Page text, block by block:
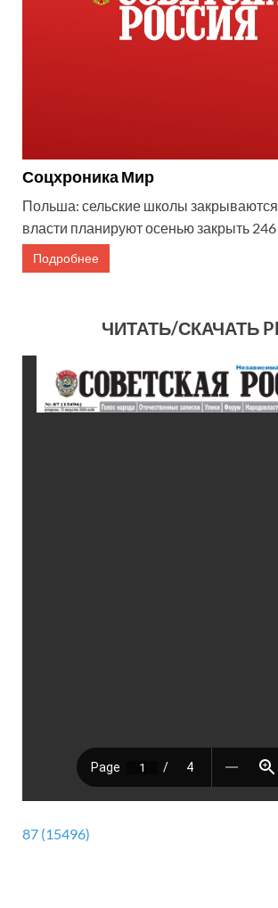
Соцхроника Мир
Польша: сельские школы
власти планируют осенью закрыть 246
Подробнее
ЧИТАТЬ/СКАЧАТЬ
87 (15496)